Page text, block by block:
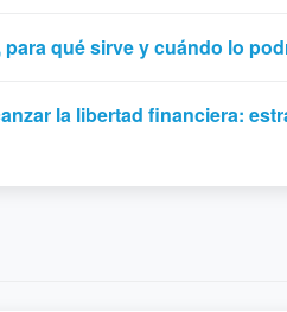
para qué sirve y cuándo lo
la libertad financiera: